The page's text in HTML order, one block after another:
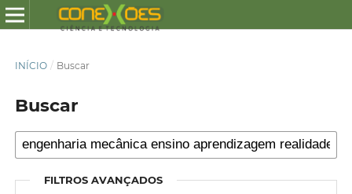
INÍCIO / Buscar
Buscar
FILTROS AVANÇADOS